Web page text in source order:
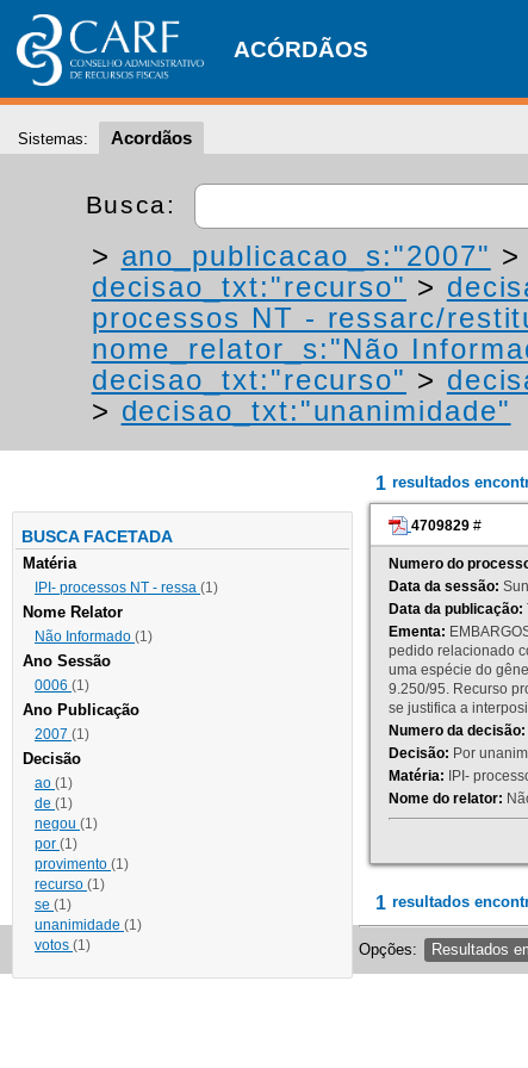
ACÓRDÃOS
Sistemas: Acordãos
Busca:
> ano_publicacao_s:"2007" >
decisao_txt:"recurso" >
processos NT - ressarc/
nome_relator_s:"Não
decisao_txt:"recurso" >
> decisao_txt:"unanimidade"
BUSCA FACETADA
Matéria
IPI- processos NT - ressa (1)
Nome Relator
Não Informado (1)
Ano Sessão
0006 (1)
Ano Publicação
2007 (1)
Decisão
ao (1)
de (1)
negou (1)
por (1)
provimento (1)
recurso (1)
se (1)
unanimidade (1)
votos (1)
1 resultados
4709829 #
Numero do
Data da sessão:
Data da publicação:
Ementa:
pedido relacionado
uma espécie do
9.250/95. Recurso
se justifica a
Numero da decisão:
Decisão: Por
Matéria: IPI-
Nome do relator:
1 resultados
Opções: Resultados